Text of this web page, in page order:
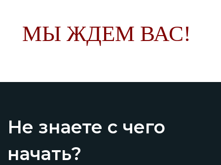
МЫ ЖДЕМ ВАС!
Не знаете с чего
начать?